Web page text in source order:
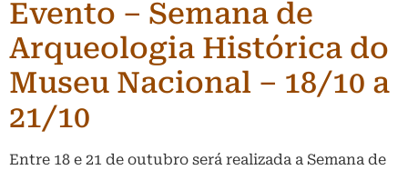
Evento – Semana de
Arqueologia Histórica do
Museu Nacional – 18/10 a
21/10
Entre 18 e 21 de outubro será realizada a Semana de